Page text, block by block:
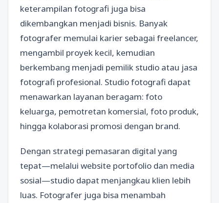
keterampilan fotografi juga bisa
dikembangkan menjadi bisnis. Banyak
fotografer memulai karier sebagai freelancer,
mengambil proyek kecil, kemudian
berkembang menjadi pemilik studio atau jasa
fotografi profesional. Studio fotografi dapat
menawarkan layanan beragam: foto
keluarga, pemotretan komersial, foto produk,
hingga kolaborasi promosi dengan brand.
Dengan strategi pemasaran digital yang
tepat—melalui website portofolio dan media
sosial—studio dapat menjangkau klien lebih
luas. Fotografer juga bisa menambah